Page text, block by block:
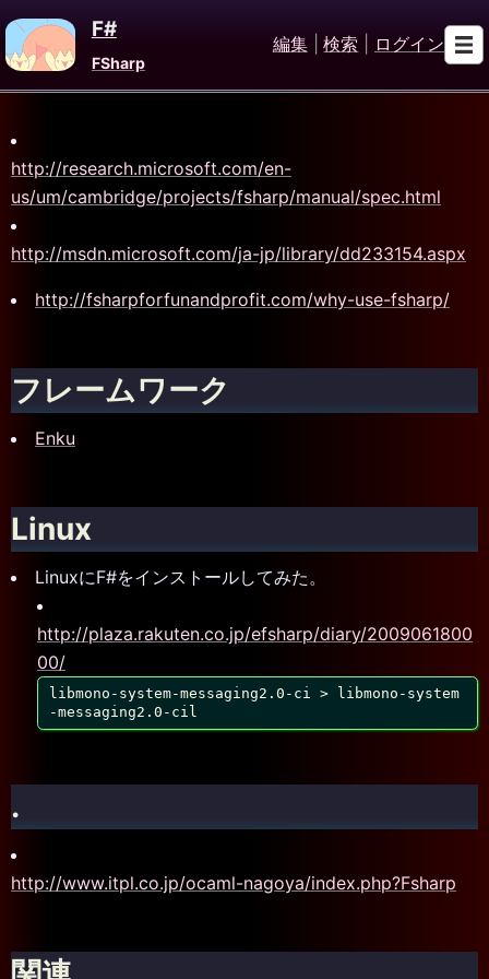
F#
FSharp
編集 検索 ログイン
http://research.microsoft.com/en-
us/um/cambridge/projects/fsharp/manual/spec.html
http://msdn.microsoft.com/ja-jp/library/dd233154.aspx
http://fsharpforfunandprofit.com/why-use-fsharp/
フレームワーク
Enku
Linux
LinuxにF#をインストールしてみた。
http://plaza.rakuten.co.jp/efsharp/diary/2009061800
00/
libmono-system-messaging2.0-ci > libmono-system
-messaging2.0-cil
.
http://www.itpl.co.jp/ocaml-nagoya/index.php?Fsharp